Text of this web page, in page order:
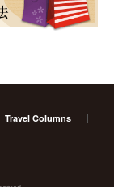
Travel Columns